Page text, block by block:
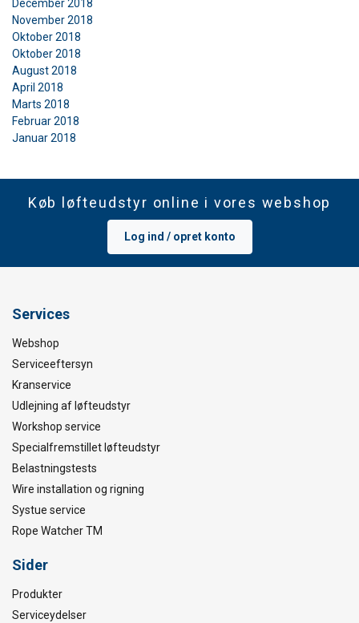
December 2018
November 2018
Oktober 2018
Oktober 2018
August 2018
April 2018
Marts 2018
Februar 2018
Januar 2018
Køb løfteudstyr online i vores webshop
Log ind / opret konto
Services
Webshop
Serviceeftersyn
Kranservice
Udlejning af løfteudstyr
Workshop service
Specialfremstillet løfteudstyr
Belastningstests
Wire installation og rigning
Systue service
Rope Watcher TM
Sider
Produkter
Serviceydelser